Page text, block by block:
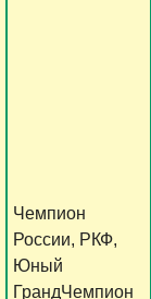
Чемпион
России, РКФ,
Юный
ГрандЧемпион